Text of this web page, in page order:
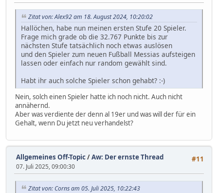
Zitat von: Alex92 am 18. August 2024, 10:20:02
Hallöchen, habe nun meinen ersten Stufe 20 Spieler.
Frage mich grade ob die 32.767 Punkte bis zur
nächsten Stufe tatsächlich noch etwas auslösen
und den Spieler zum neuen Fußball Messias aufsteigen
lassen oder einfach nur random gewählt sind.
Habt ihr auch solche Spieler schon gehabt? :-)
Nein, solch einen Spieler hatte ich noch nicht. Auch nicht
annähernd.
Aber was verdiente der denn al 19er und was will der für ein
Gehalt, wenn Du jetzt neu verhandelst?
#11
Allgemeines Off-Topic/Aw: Der ernste Thread
07. Juli 2025, 09:00:30
Zitat von: Corns am 05. Juli 2025, 10:22:43